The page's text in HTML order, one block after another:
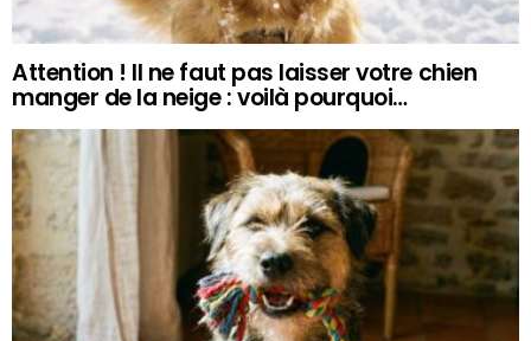
Attention ! Il ne faut pas laisser votre chien
manger de la neige : voilà pourquoi…